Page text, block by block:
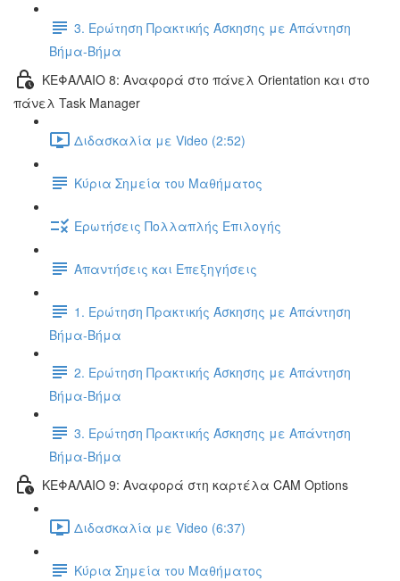
3. Ερώτηση Πρακτικής Άσκησης με Απάντηση
Βήμα-Βήμα
ΚΕΦΑΛΑΙΟ 8: Αναφορά στο πάνελ Orientation και στο
πάνελ Task Manager
Διδασκαλία με Video (2:52)
Κύρια Σημεία του Μαθήματος
Ερωτήσεις Πολλαπλής Επιλογής
Απαντήσεις και Επεξηγήσεις
1. Ερώτηση Πρακτικής Άσκησης με Απάντηση
Βήμα-Βήμα
2. Ερώτηση Πρακτικής Άσκησης με Απάντηση
Βήμα-Βήμα
3. Ερώτηση Πρακτικής Άσκησης με Απάντηση
Βήμα-Βήμα
ΚΕΦΑΛΑΙΟ 9: Αναφορά στη καρτέλα CAM Options
Διδασκαλία με Video (6:37)
Κύρια Σημεία του Μαθήματος